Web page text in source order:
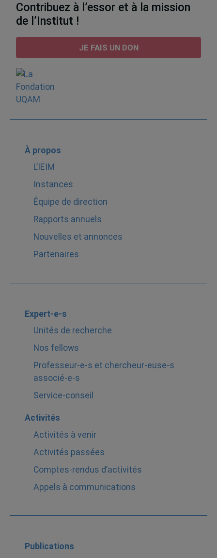
Contribuez à l’essor et à la mission
de l’Institut !
JE FAIS UN DON
À propos
L’IEIM
Instances
Équipe de direction
Rapports annuels
Nouvelles et annonces
Partenaires
Expert-e-s
Unités de recherche
Nos fellows
Professeur-e-s et chercheur-euse-s
associé-e-s
Service-conseil
Activités
Activités à venir
Activités passées
Comptes-rendus d’activités
Appels à communications
Publications